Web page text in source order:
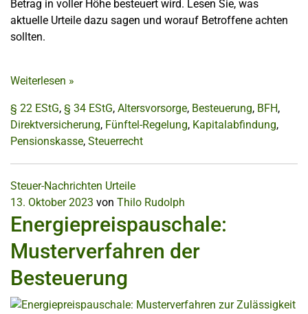
Betrag in voller Höhe besteuert wird. Lesen Sie, was
aktuelle Urteile dazu sagen und worauf Betroffene achten
sollten.
Weiterlesen »
§ 22 EStG, § 34 EStG, Altersvorsorge, Besteuerung, BFH,
Direktversicherung, Fünftel-Regelung, Kapitalabfindung,
Pensionskasse, Steuerrecht
Steuer-Nachrichten Urteile
13. Oktober 2023 von Thilo Rudolph
Energiepreispauschale:
Musterverfahren der
Besteuerung